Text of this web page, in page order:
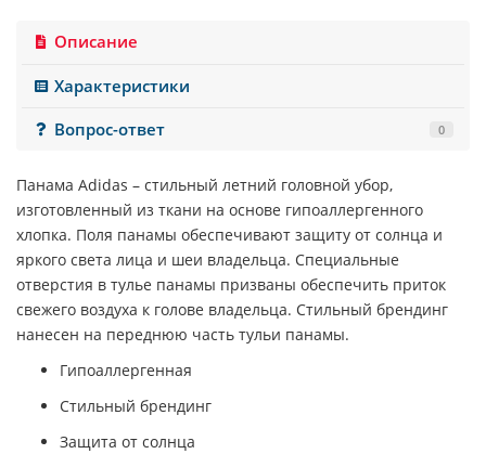
Описание
Характеристики
Вопрос-ответ
0
Панама Adidas – стильный летний головной убор,
изготовленный из ткани на основе гипоаллергенного
хлопка. Поля панамы обеспечивают защиту от солнца и
яркого света лица и шеи владельца. Специальные
отверстия в тулье панамы призваны обеспечить приток
свежего воздуха к голове владельца. Стильный брендинг
нанесен на переднюю часть тульи панамы.
Гипоаллергенная
Стильный брендинг
Защита от солнца